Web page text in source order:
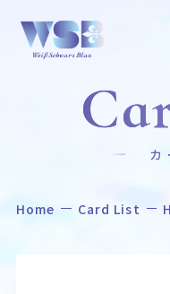
Home
カ
Home Card List